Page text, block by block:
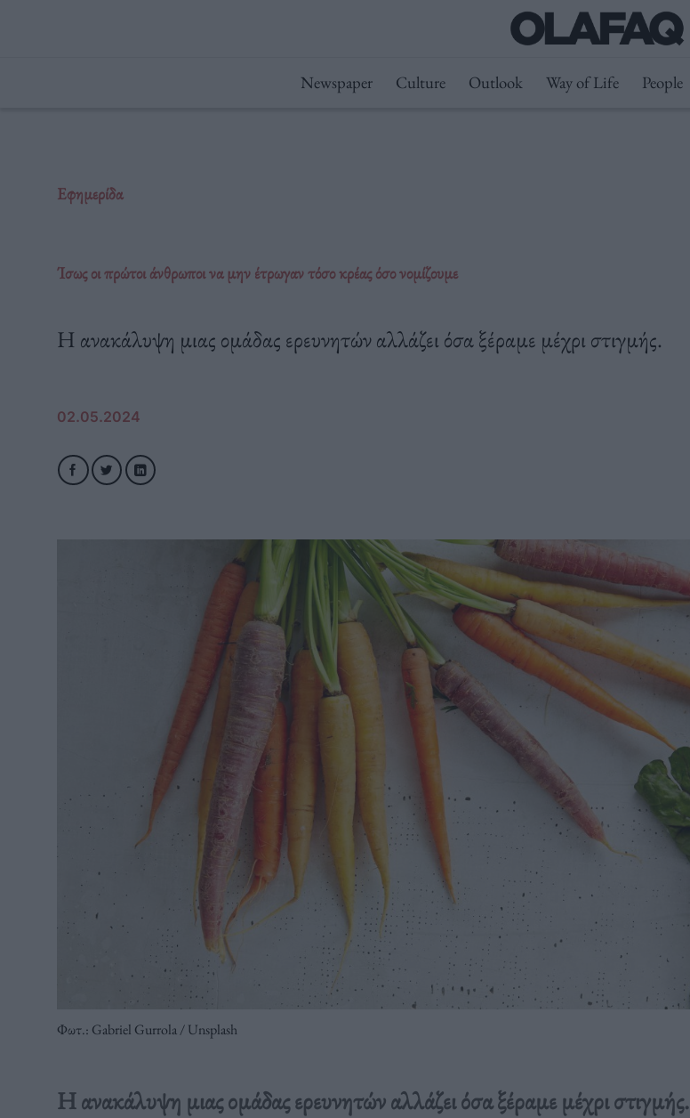
Newspaper Culture Outlook Way of Life People
Εφημερίδα
Ίσως οι πρώτοι άνθρωποι να μην έτρωγαν τόσο κρέας όσο νομίζουμε
Η ανακάλυψη μιας ομάδας ερευνητών αλλάζει όσα ξέραμε μέχρι στιγμής.
02.05.2024
Φωτ.: Gabriel Gurrola / Unsplash
Η ανακάλυψη μιας ομάδας ερευνητών αλλάζει όσα ξέραμε μέχρι στιγμής.